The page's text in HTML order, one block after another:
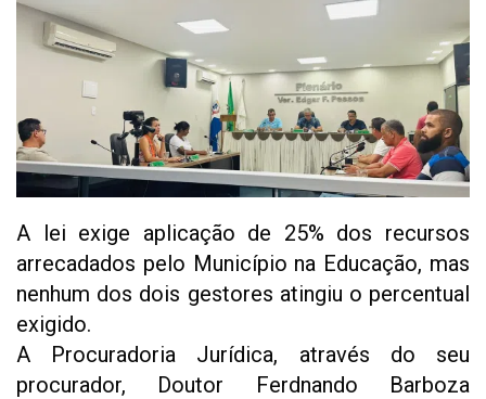
A lei exige aplicação de 25% dos recursos
arrecadados pelo Município na Educação, mas
nenhum dos dois gestores atingiu o percentual
exigido.
A Procuradoria Jurídica, através do seu
procurador, Doutor Ferdnando Barboza